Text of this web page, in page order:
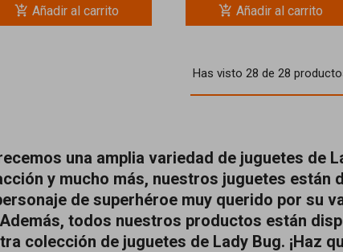
add_shopping_cart Añadir al carrito add_shopping_cart Añadir al carrito
Has visto 28 de 28
una amplia variedad de juguetes de
y mucho más, nuestros juguetes
de superhéroe muy querido por su
todos nuestros productos están
colección de juguetes de Lady Bug. ¡Haz